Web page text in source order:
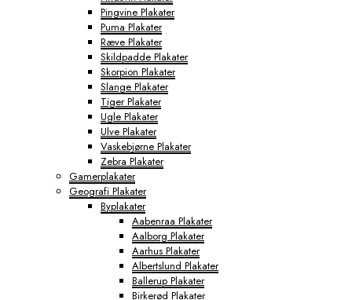
Pingvine Plakater
Puma Plakater
Ræve Plakater
Skildpadde Plakater
Skorpion Plakater
Slange Plakater
Tiger Plakater
Ugle Plakater
Ulve Plakater
Vaskebjørne Plakater
Zebra Plakater
Gamerplakater
Geografi Plakater
Byplakater
Aabenraa Plakater
Aalborg Plakater
Aarhus Plakater
Albertslund Plakater
Ballerup Plakater
Birkerød Plakater